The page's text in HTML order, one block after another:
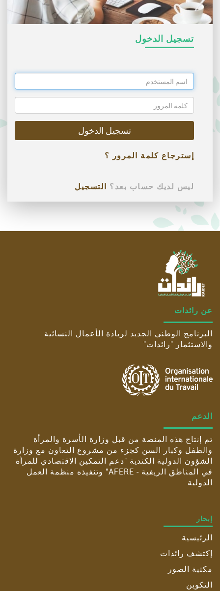
تسجيل الدخول
تسجيل الدخول
إسترجاع كلمة المرور ؟
ليس لديك حساب بعد؟ التسجيل
عن رائدات
البرنامج الوطني الجديد لريادة الأعمال النسائية
والاستثمار "رائدات"
الدعم
تم إنتاج هذه المنصة من قبل وزارة الأسرة والمرأة
والطفل وكبار السن كجزء من مشروع التعاون مع وزارة
الشؤون الدولية الكندية "دعم التمكين الاقتصادي للمرأة
في المناطق الريفية - AFERE" وتنفيذه منظمة العمل
الدولية
إبحار
الرئيسية
إكتشف رائدات
مكتبة الصور
التكوين